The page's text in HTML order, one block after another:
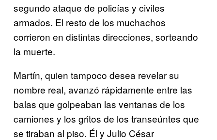
segundo ataque de policías y civiles
armados. El resto de los muchachos
corrieron en distintas direcciones, sorteando
la muerte.
Martín, quien tampoco desea revelar su
nombre real, avanzó rápidamente entre las
balas que golpeaban las ventanas de los
camiones y los gritos de los transeúntes que
se tiraban al piso. Él y Julio César